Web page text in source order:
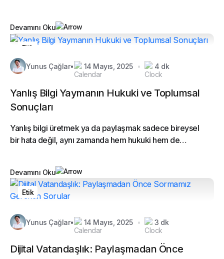
Devamını Oku
Etik
Yunus Çağlar• 14 Mayıs, 2025 • 4 dk
Yanlış Bilgi Yaymanın Hukuki ve Toplumsal
Sonuçları
Yanlış bilgi üretmek ya da paylaşmak sadece bireysel
bir hata değil, aynı zamanda hem hukuki hem de
Devamını Oku
Etik
Yunus Çağlar• 14 Mayıs, 2025 • 3 dk
Dijital Vatandaşlık: Paylaşmadan Önce